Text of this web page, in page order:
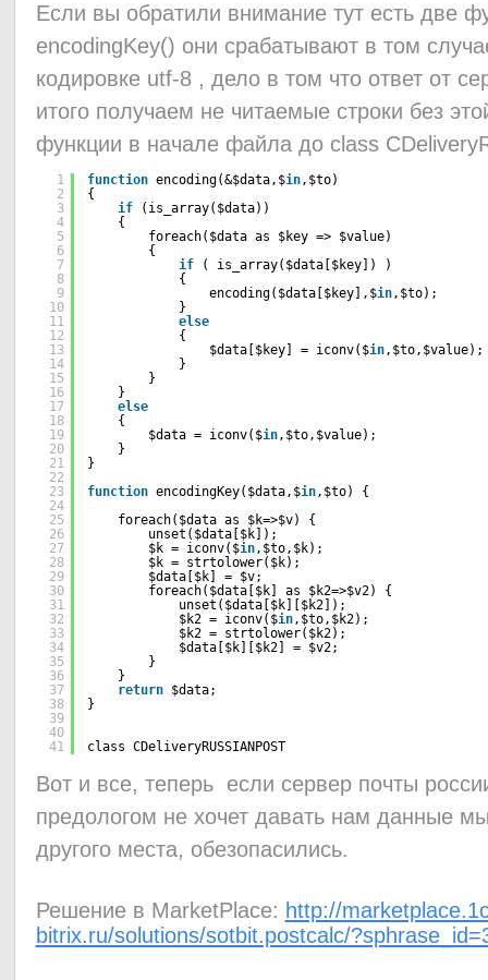
Если вы обратили внимание тут есть две
encodingKey() они срабатывают в том
кодировке utf-8 , дело в том что ответ от
итого получаем не читаемые строки без
функции в начале файла до class
1
2
3
4
5
6
7
8
9
10
11
12
13
14
15
16
17
18
19
20
21
22
23
24
25
26
27
28
29
30
31
32
33
34
35
36
37
38
39
40
41
function encoding(&$data,$in,$to)
{
if
(is_array($data))
{
foreach($data as $key => $value)
{
if
( is_array($data[$key]) )
{
encoding($data[$key],$in
}
else
{
$data[$key] = iconv($in,$to,$value);
}
}
}
else
{
$data = iconv($in,$to,$value);
}
}
function encodingKey($data,$in,$to) {
foreach($data as $k=>$v) {
unset($data[$k]);
$k = iconv($in,$to,$k);
$k = strtolower($k);
$data[$k] = $v;
foreach($data[$k] as $k2=>$v2) {
unset($data[$k][$k2]);
$k2 = iconv($in,$to,$k2);
$k2 = strtolower($k2);
$data[$k][$k2] = $v2;
}
}
return
$data;
}
class CDeliveryRUSSIANPOST
Вот и все, теперь если сервер почты
предологом не хочет давать нам данные
другого места, обезопасились.
Решение в MarketPlace: http://
bitrix.ru/solutions/sotbit.postcalc/